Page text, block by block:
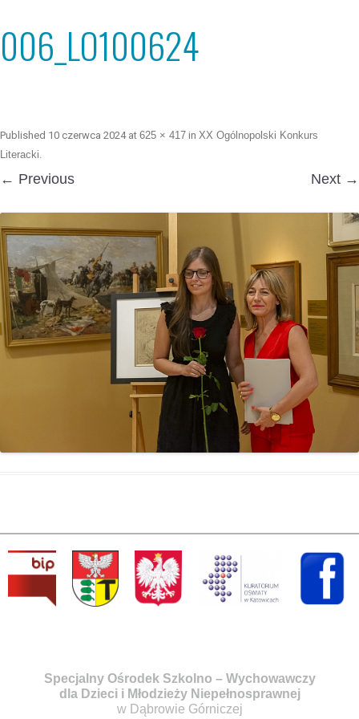
006_LO100624
Published 10 czerwca 2024at 625 × 417 in XX Ogólnopolski Konkurs
Literacki.
← Previous Next →
Specjalny Ośrodek Szkolno – Wychowawczy
dla Dzieci i Młodzieży Niepełnosprawnej
w Dąbrowie Górniczej